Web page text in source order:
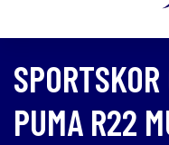
PUMA R22